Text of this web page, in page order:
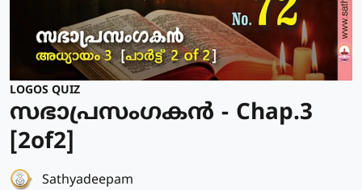
LOGOS QUIZ
സഭാപ്രസംഗകൻ - Chap.3
[2of2]
Sathyadeepam